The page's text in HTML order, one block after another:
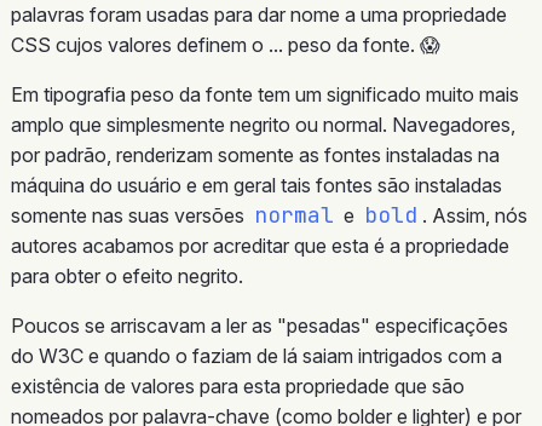
palavras foram usadas para dar nome a uma propriedade
CSS cujos valores definem o ... peso da fonte. 😱
Em tipografia peso da fonte tem um significado muito mais
amplo que simplesmente negrito ou normal. Navegadores,
por padrão, renderizam somente as fontes instaladas na
máquina do usuário e em geral tais fontes são instaladas
somente nas suas versões normal e bold . Assim, nós
autores acabamos por acreditar que esta é a propriedade
para obter o efeito negrito.
Poucos se arriscavam a ler as "pesadas" especificações
do W3C e quando o faziam de lá saiam intrigados com a
existência de valores para esta propriedade que são
nomeados por palavra-chave (como bolder e lighter) e por